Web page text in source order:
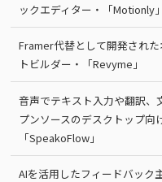
ックエディター・「Motionly」
Framer代替として開発され
トビルダー・「Revyme」
音声でテキスト入力や翻訳、
プンソースのデスクトップ向
「SpeakoFlow」
AIを活用したフィードバック